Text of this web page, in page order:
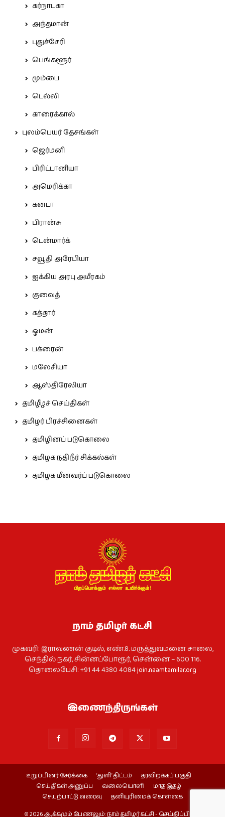
கர்நாடகா
அந்தமான்
புதுச்சேரி
பெங்களூர்
மும்பை
டெல்லி
காரைக்கால்
புலம்பெயர் தேசங்கள்
ஜெர்மனி
பிரிட்டானியா
அமெரிக்கா
கனடா
பிரான்சு
டென்மார்க்
சவூதி அரேபியா
ஐக்கிய அரபு அமீரகம்
குவைத்
கத்தார்
ஓமன்
பக்ரைன்
மலேசியா
ஆஸ்திரேலியா
தமிழீழச் செய்திகள்
தமிழர் பிரச்சினைகள்
தமிழினப் படுகொலை
தமிழக நதிநீர் சிக்கல்கள்
தமிழக மீனவர்ப் படுகொலை
நாம் தமிழர் கட்சி
முகவரி: இராவணன் குடில், எண்.8. மருத்துவமனை சாலை,
செந்தில் நகர், சின்னப்போரூர், சென்னை – 600 116.
தொலைபேசி: +91 44 4380 4084join.naamtamilar.org
இணைந்திருங்கள்
உறுப்பினர் சேர்க்கை ‘துளி’ திட்டம்
தரவிறக்கப் பகுதி
செய்திகள் அனுப்ப
வலையொளி
மாத இதழ்
செயற்பாட்டு வரைவு
தனியுரிமைக் கொள்கை
© 2026 ஆக்கமும் பேணலும்: நாம் தமிழர் கட்சி - செய்திப்பிரிவு